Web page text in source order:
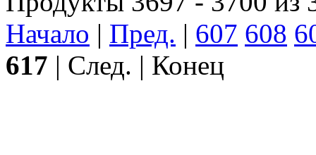
Начало | Пред. | 607 608
617 | След. | Конец